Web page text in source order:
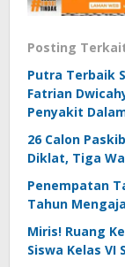
Posting
Putra Terbaik
Fatrian
Penyakit
26 Calon
Diklat, Tiga
Penempatan
Tahun
Miris! Ruang
Siswa Kelas VI